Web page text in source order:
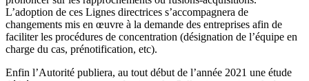
L’adoption de ces Lignes directrices s’accompagnera de
changements mis en œuvre à la demande des entreprises afin de
faciliter les procédures de concentration (désignation de l’équipe en
charge du cas, prénotification, etc).
Enfin l’Autorité publiera, au tout début de l’année 2021 une étude